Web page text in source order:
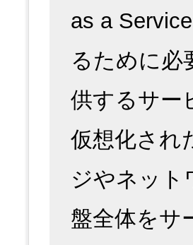
as a
るために必
供するサー
仮想化され
ジやネット
盤全体をサ